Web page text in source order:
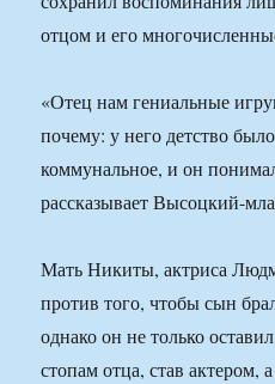
отцом и его
«Отец нам гениальные
почему: у него детство
коммунальное, и он
рассказывает Высоцкий-
Мать Никиты, актриса
против того, чтобы сын
однако он не только
стопам отца, став актером,